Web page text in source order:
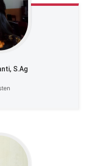
S.Ag